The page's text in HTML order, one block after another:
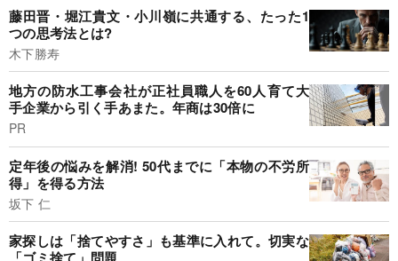
藤田晋・堀江貴文・小川嶺に共通する、たった1
つの思考法とは?
木下勝寿
地方の防水工事会社が正社員職人を60人育て大
手企業から引く手あまた。年商は30倍に
PR
定年後の悩みを解消! 50代までに「本物の不労所
得」を得る方法
坂下 仁
家探しは「捨てやすさ」も基準に入れて。切実な